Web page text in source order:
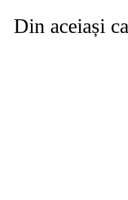
Din aceiași